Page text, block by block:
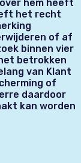
hem heeft
het recht
of af
binnen vier
betrokken
van Klant
of
daardoor
kan worden